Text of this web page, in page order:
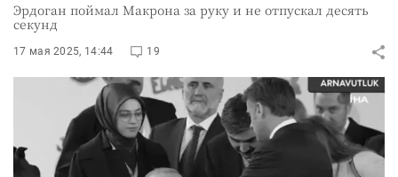
Эрдоган поймал Макрона за руку и не отпускал десять
секунд
17 мая 2025, 14:44 19